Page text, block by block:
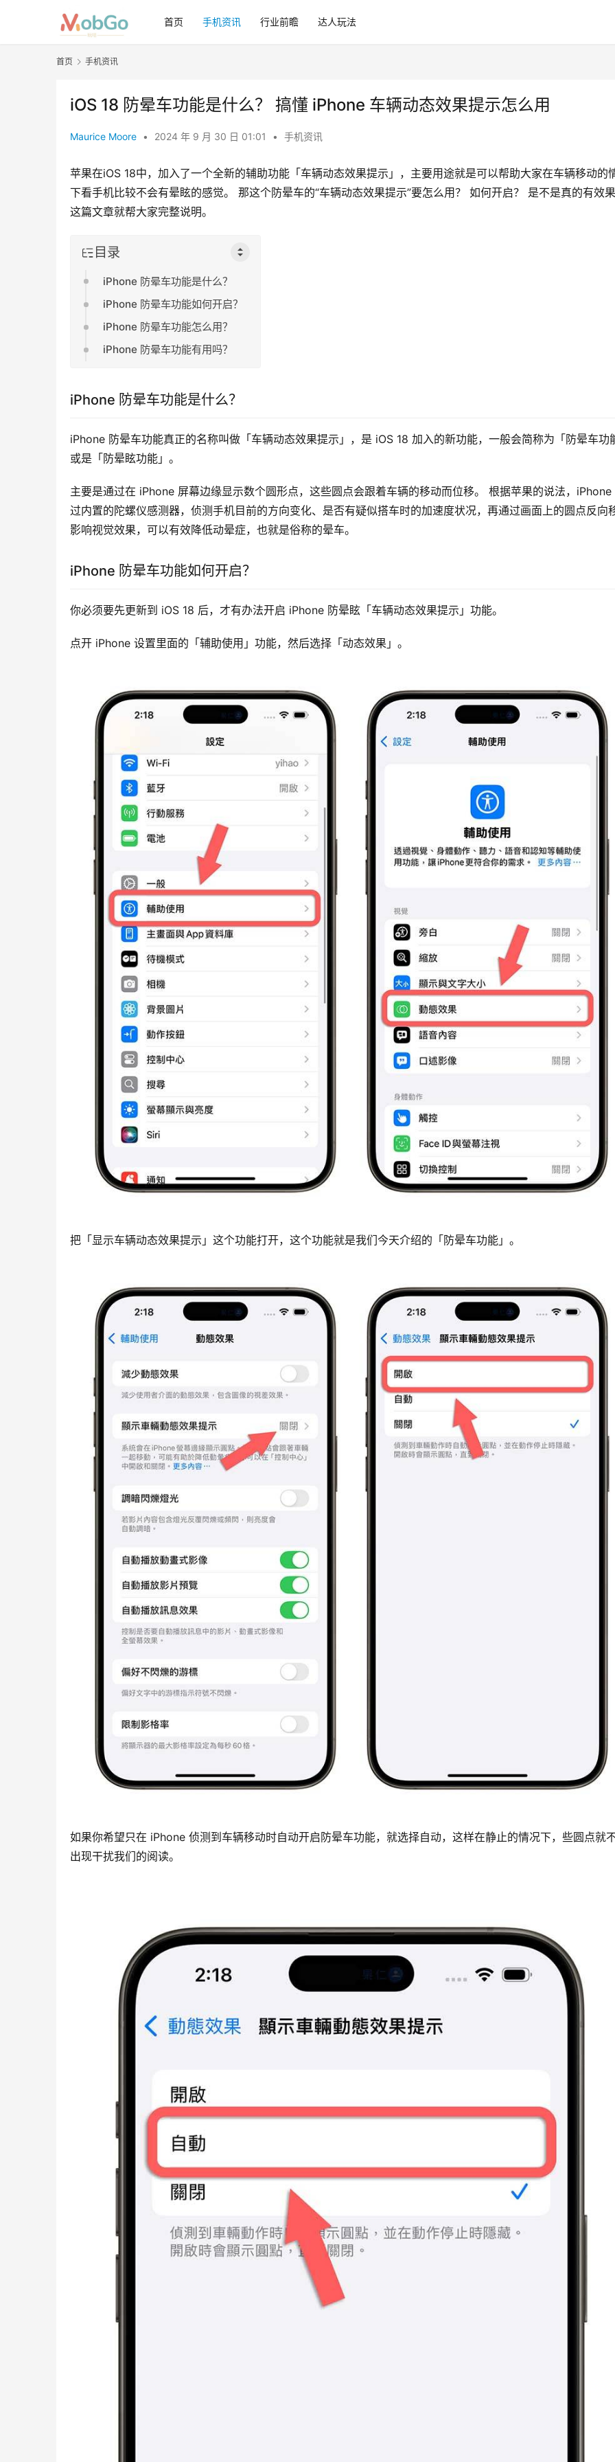
首页 手机资讯 行业前瞻 达人玩法
首页 手机资讯
iOS 18 防晕车功能是什么？ 搞懂 iPhone 车辆动态效果提示怎么用
Maurice Moore • 2024 年 9 月 30 日 01:01 • 手机资讯
苹果在iOS 18中，加入了一个全新的辅助功能「车辆动态效果提示」，主要用途就是可以帮助大家在车辆移动的
下看手机比较不会有晕眩的感觉。 那这个防晕车的“车辆动态效果提示”要怎么用？ 如何开启？ 是不是真的有效
这篇文章就帮大家完整说明。
目录
iPhone 防晕车功能是什么？
iPhone 防晕车功能如何开启？
iPhone 防晕车功能怎么用？
iPhone 防晕车功能有用吗？
iPhone 防晕车功能是什么？
iPhone 防晕车功能真正的名称叫做「车辆动态效果提示」，是 iOS 18 加入的新功能，一般会简称为「防晕车功
或是「防晕眩功能」。
主要是通过在 iPhone 屏幕边缘显示数个圆形点，这些圆点会跟着车辆的移动而位移。 根据苹果的说法，iPhone
过内置的陀螺仪感测器，侦测手机目前的方向变化、是否有疑似搭车时的加速度状况，再通过画面上的圆点反向
影响视觉效果，可以有效降低动晕症，也就是俗称的晕车。
iPhone 防晕车功能如何开启？
你必须要先更新到 iOS 18 后，才有办法开启 iPhone 防晕眩「车辆动态效果提示」功能。
点开 iPhone 设置里面的「辅助使用」功能，然后选择「动态效果」。
把「显示车辆动态效果提示」这个功能打开，这个功能就是我们今天介绍的「防晕车功能」。
如果你希望只在 iPhone 侦测到车辆移动时自动开启防晕车功能，就选择自动，这样在静止的情况下，些圆点就
出现干扰我们的阅读。